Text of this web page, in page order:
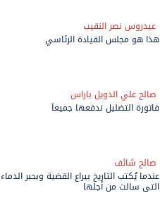
عيدروس نصر النقيب
هذا هو مجلس القيادة الرئاسي
صالح علي الدويل باراس
فاتورة التضليل ندفعها جميعاً
صالح شائف
عندما يُكتب التاريخ بيراع القضية وبحبر الدماء
التي سالت من أجلها